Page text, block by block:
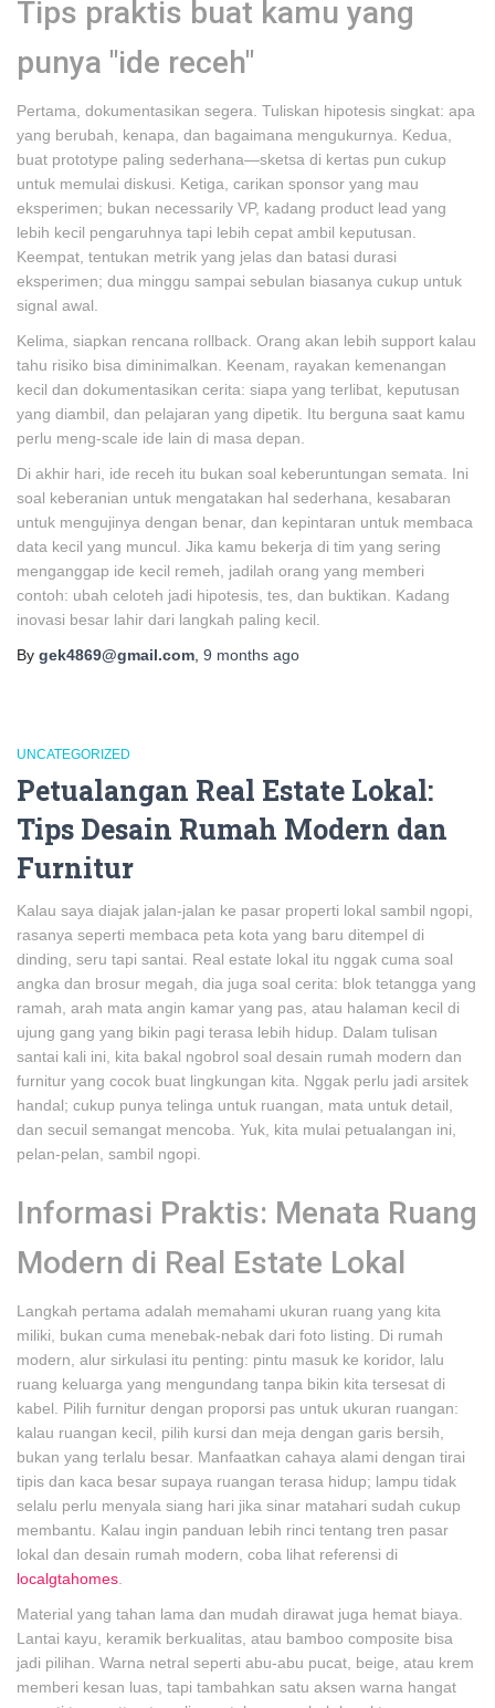
Tips praktis buat kamu yang
punya "ide receh"
Pertama, dokumentasikan segera. Tuliskan hipotesis singkat: apa
yang berubah, kenapa, dan bagaimana mengukurnya. Kedua,
buat prototype paling sederhana—sketsa di kertas pun cukup
untuk memulai diskusi. Ketiga, carikan sponsor yang mau
eksperimen; bukan necessarily VP, kadang product lead yang
lebih kecil pengaruhnya tapi lebih cepat ambil keputusan.
Keempat, tentukan metrik yang jelas dan batasi durasi
eksperimen; dua minggu sampai sebulan biasanya cukup untuk
signal awal.
Kelima, siapkan rencana rollback. Orang akan lebih support kalau
tahu risiko bisa diminimalkan. Keenam, rayakan kemenangan
kecil dan dokumentasikan cerita: siapa yang terlibat, keputusan
yang diambil, dan pelajaran yang dipetik. Itu berguna saat kamu
perlu meng-scale ide lain di masa depan.
Di akhir hari, ide receh itu bukan soal keberuntungan semata. Ini
soal keberanian untuk mengatakan hal sederhana, kesabaran
untuk mengujinya dengan benar, dan kepintaran untuk membaca
data kecil yang muncul. Jika kamu bekerja di tim yang sering
menganggap ide kecil remeh, jadilah orang yang memberi
contoh: ubah celoteh jadi hipotesis, tes, dan buktikan. Kadang
inovasi besar lahir dari langkah paling kecil.
By gek4869@gmail.com 9 months ago
UNCATEGORIZED
Petualangan Real Estate Lokal:
Tips Desain Rumah Modern dan
Furnitur
Kalau saya diajak jalan-jalan ke pasar properti lokal sambil ngopi,
rasanya seperti membaca peta kota yang baru ditempel di
dinding, seru tapi santai. Real estate lokal itu nggak cuma soal
angka dan brosur megah, dia juga soal cerita: blok tetangga yang
ramah, arah mata angin kamar yang pas, atau halaman kecil di
ujung gang yang bikin pagi terasa lebih hidup. Dalam tulisan
santai kali ini, kita bakal ngobrol soal desain rumah modern dan
furnitur yang cocok buat lingkungan kita. Nggak perlu jadi arsitek
handal; cukup punya telinga untuk ruangan, mata untuk detail,
dan secuil semangat mencoba. Yuk, kita mulai petualangan ini,
pelan-pelan, sambil ngopi.
Informasi Praktis: Menata Ruang
Modern di Real Estate Lokal
Langkah pertama adalah memahami ukuran ruang yang kita
miliki, bukan cuma menebak-nebak dari foto listing. Di rumah
modern, alur sirkulasi itu penting: pintu masuk ke koridor, lalu
ruang keluarga yang mengundang tanpa bikin kita tersesat di
kabel. Pilih furnitur dengan proporsi pas untuk ukuran ruangan:
kalau ruangan kecil, pilih kursi dan meja dengan garis bersih,
bukan yang terlalu besar. Manfaatkan cahaya alami dengan tirai
tipis dan kaca besar supaya ruangan terasa hidup; lampu tidak
selalu perlu menyala siang hari jika sinar matahari sudah cukup
membantu. Kalau ingin panduan lebih rinci tentang tren pasar
lokal dan desain rumah modern, coba lihat referensi di
localgtahomes
Material yang tahan lama dan mudah dirawat juga hemat biaya.
Lantai kayu, keramik berkualitas, atau bamboo composite bisa
jadi pilihan. Warna netral seperti abu-abu pucat, beige, atau krem
memberi kesan luas, tapi tambahkan satu aksen warna hangat